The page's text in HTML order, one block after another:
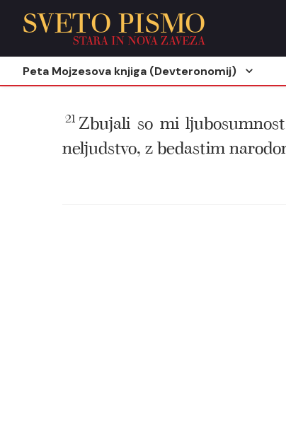
SVETO PISMO
STARA IN NOVA ZAVEZA
Peta Mojzesova knjiga (Devteronomij)
21 Zbujali so mi
neljudstvo, z bedastim